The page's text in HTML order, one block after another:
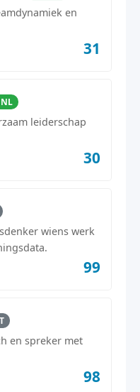
en
31
leiderschap
30
wiens werk
99
en spreker met
98